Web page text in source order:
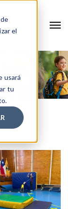
el
usará
tu